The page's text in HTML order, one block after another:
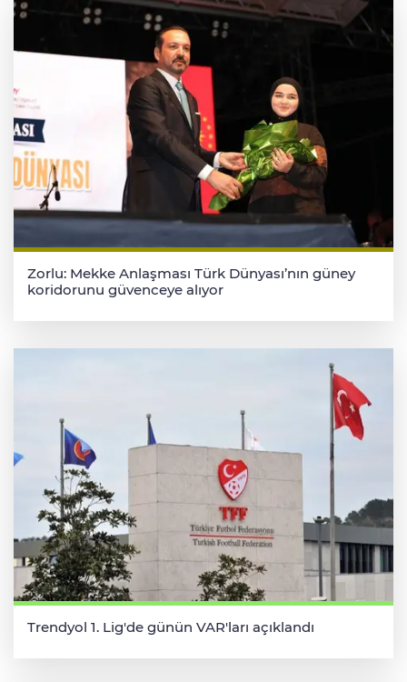
Zorlu: Mekke Anlaşması Türk Dünyası’nın güney
koridorunu güvenceye alıyor
Trendyol 1. Lig'de günün VAR'ları açıklandı